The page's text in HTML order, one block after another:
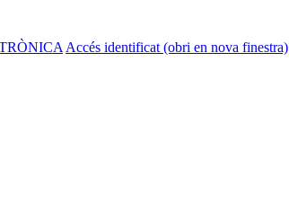
Accés identificat (obri en nova finestra)